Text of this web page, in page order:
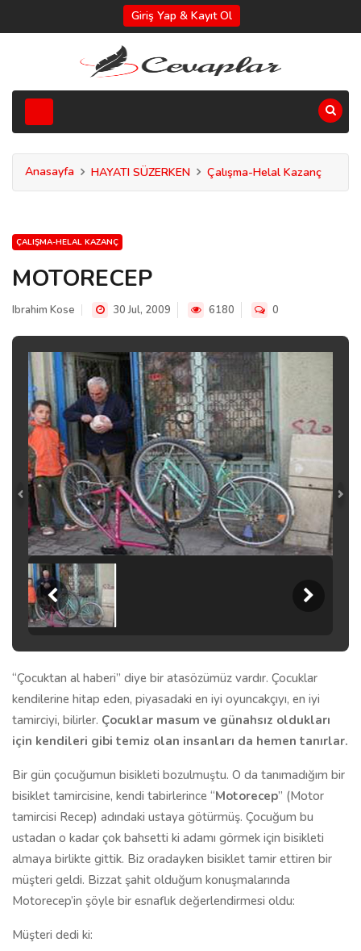
Giriş Yap & Kayıt Ol
Anasayfa HAYATI SÜZERKEN Çalışma-Helal Kazanç
ÇALIŞMA-HELAL KAZANÇ
MOTORECEP
Ibrahim Kose 30 Jul, 2009 6180 0
“Çocuktan al haberi” diye bir atasözümüz vardır. Çocuklar
kendilerine hitap eden, piyasadaki en iyi oyuncakçıyı, en iyi
tamirciyi, bilirler. Çocuklar masum ve günahsız oldukları
için kendileri gibi temiz olan insanları da hemen tanırlar.
Bir gün çocuğumun bisikleti bozulmuştu. O da tanımadığım bir
bisiklet tamircisine, kendi tabirlerince “Motorecep” (Motor
tamircisi Recep) adındaki ustaya götürmüş. Çocuğum bu
ustadan o kadar çok bahsetti ki adamı görmek için bisikleti
almaya birlikte gittik. Biz oradayken bisiklet tamir ettiren bir
müşteri geldi. Bizzat şahit olduğum konuşmalarında
Motorecep’in şöyle bir esnaflık değerlendirmesi oldu:
Müşteri dedi ki: